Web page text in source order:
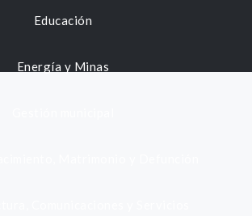
Educación
Energía y Minas